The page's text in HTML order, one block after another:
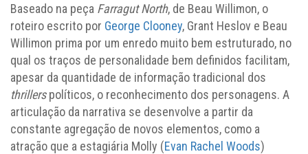
Baseado na peça Farragut North, de Beau Willimon, o
roteiro escrito por George Clooney, Grant Heslov e Beau
Willimon prima por um enredo muito bem estruturado, no
qual os traços de personalidade bem definidos facilitam,
apesar da quantidade de informação tradicional dos
thrillerspolíticos, o reconhecimento dos personagens. A
articulação da narrativa se desenvolve a partir da
constante agregação de novos elementos, como a
atração que a estagiária Molly (Evan Rachel Woods)